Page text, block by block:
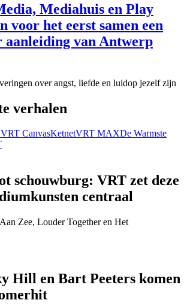
Mediahuis en Play
voor het eerst samen een
aanleiding van Antwerp
over angst, liefde en luidop jezelf zijn
verhalen
VRT CanvasKetnetVRT MAXDe Warmste
schouwburg: VRT zet deze
centraal
Zee, Louder Together en Het
Hill en Bart Peeters komen